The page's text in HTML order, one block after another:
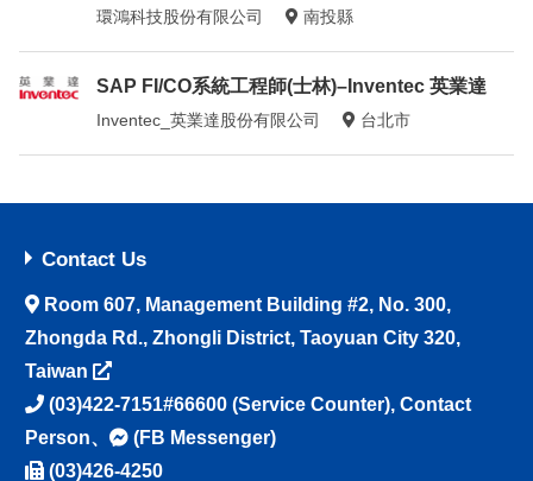
環鴻科技股份有限公司 南投縣
SAP FI/CO系統工程師(士林)–Inventec 英業達
Inventec_英業達股份有限公司 台北市
Contact Us
Room 607, Management Building #2, No. 300,
Zhongda Rd., Zhongli District, Taoyuan City 320,
Taiwan
(03)422-7151#66600 (Service Counter),Contact
Person、
(FB Messenger)
(03)426-4250